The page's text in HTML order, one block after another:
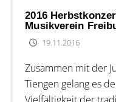
2016
Musikverein
19.11.2016
Zusammen mit der
Tiengen gelang es